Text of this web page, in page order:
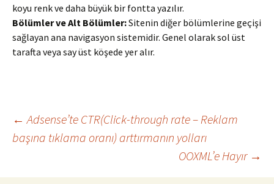
koyu renk ve daha büyük bir fontta yazılır.
Bölümler ve Alt Bölümler:Sitenin diğer bölümlerine geçişi
sağlayan ana navigasyon sistemidir. Genel olarak sol üst
tarafta veya say üst köşede yer alır.
Yazı
← Adsense’te CTR(Click-through rate – Reklam
başına tıklama oranı) arttırmanın yolları
OOXML’e Hayır →